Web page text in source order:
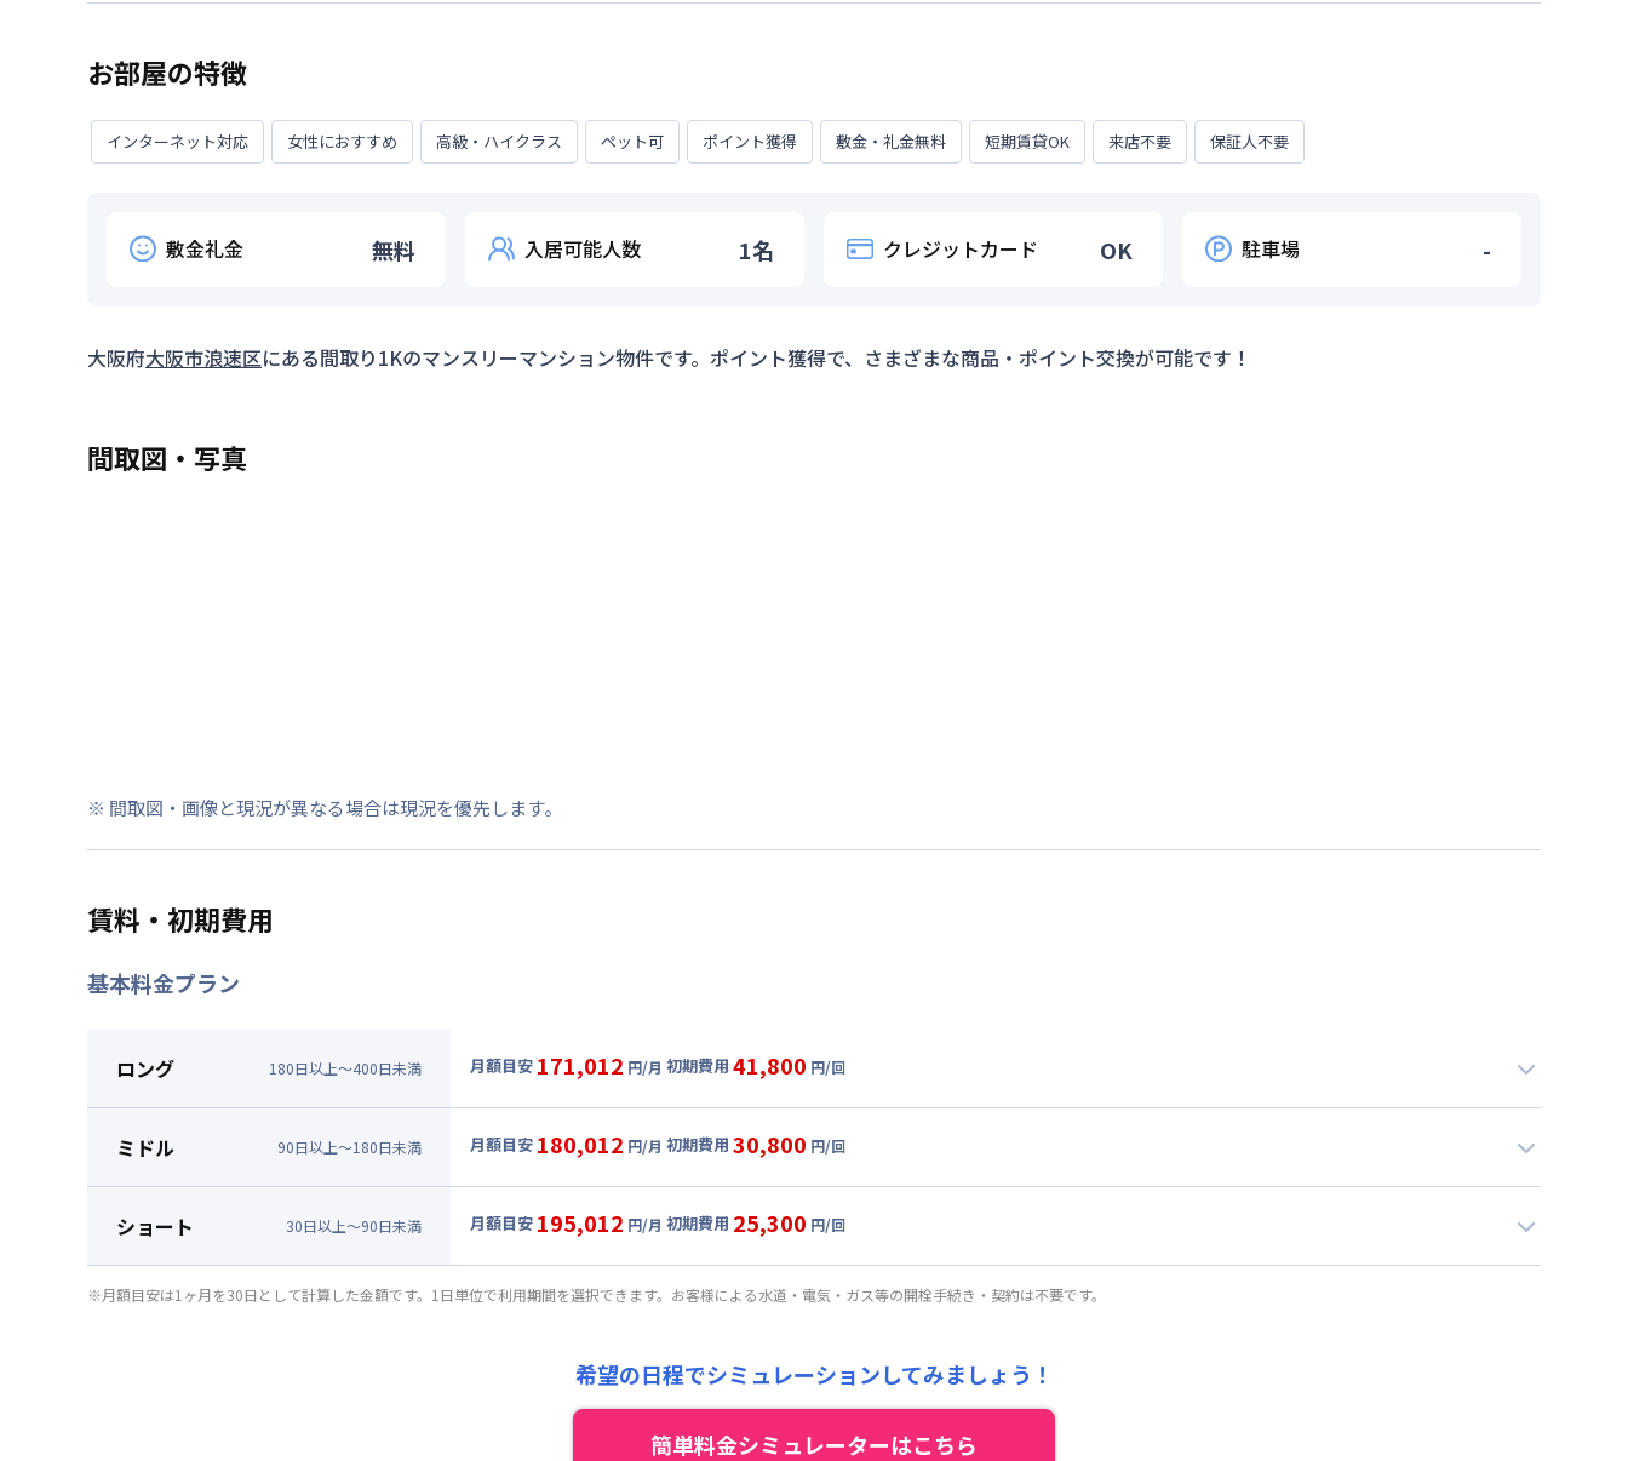
お部屋の特徴
インターネット対応 女性におすすめ 高級・ハイクラス ペット可 ポイント獲得 敷金・礼金無料 短期賃貸OK 来店不要 保証人不要
敷金礼金 無料 入居可能人数 1名 クレジットカード OK 駐車場 -
大阪府大阪市浪速区にある間取り1Kのマンスリーマンション物件です。ポイント獲得で、さまざまな商品・ポイント交換が可能です！
間取図・写真
※ 間取図・画像と現況が異なる場合は現況を優先します。
賃料・初期費用
基本料金プラン
ロング 180日以上～400日未満 月額目安 171,012 円/月 初期費用 41,800 円/回
126,000円/月 (4,200円/日)
光熱費他 : 40,920円/月 (1,364円/日) (税抜)
清掃料他 : 38,000円/回 (税抜)
ミドル 90日以上～180日未満 月額目安 180,012 円/月 初期費用 30,800 円/回
135,000円/月 (4,500円/日)
光熱費他 : 40,920円/月 (1,364円/日) (税抜)
清掃料他 : 28,000円/回 (税抜)
ショート 30日以上～90日未満 月額目安 195,012 円/月 初期費用 25,300 円/回
月額賃料目安(30日利用)
23,000円/回 (税抜)
※月額目安は1ヶ月を30日として計算した金額です。1日単位で利用期間を選択できます。お客様による水道・電気・ガス等の開栓手続き・契約は不要です。
希望の日程でシミュレーションしてみましょう！
簡単料金シミュレーターはこちら